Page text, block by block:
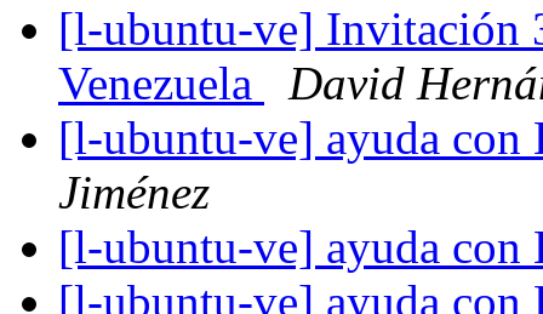
[l-ubuntu-ve] Invitación
Venezuela
David
[l-ubuntu-ve] ayuda
Jiménez
[l-ubuntu-ve] ayuda
[l-ubuntu-ve] ayuda